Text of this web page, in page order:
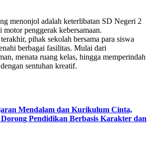
menonjol adalah keterlibatan SD Negeri 2
penggerak kebersamaan.
pihak sekolah bersama para siswa
berbagai fasilitas. Mulai dari
menata ruang kelas, hingga memperindah
sentuhan kreatif.
Mendalam dan Kurikulum Cinta,
Pendidikan Berbasis Karakter dan